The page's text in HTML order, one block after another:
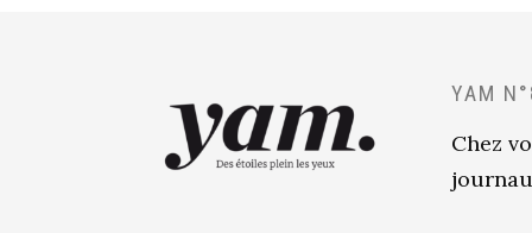
YAM
Chez